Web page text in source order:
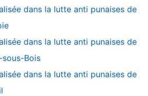
dans la lutte anti punaises de
dans la lutte anti punaises de
Bois
dans la lutte anti punaises de